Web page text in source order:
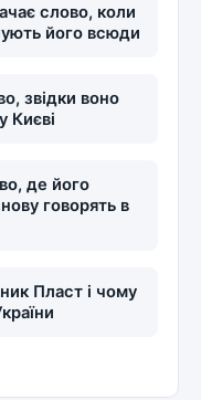
слово, коли
його всюди
звідки воно
Києві
де його
говорять в
Пласт і чому